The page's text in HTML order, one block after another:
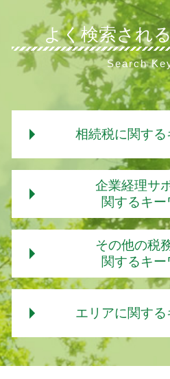
よく検索され
Search
相続税に関する
相続税 非課税財産
相続税 申告
相続税 自分で計算
相続税 いくらから
相続税 現金
相続税 計算 シミュレ
相続税 土地
相続税 税率 土地
相続税 シュミレーシ
企業経理サ
関するキー
扶養控除 妻
年末調整 還付金 平均
年末調整 保険料控除
年末調整 控除
年末調整 確定申告 重
年末調整 計算
年収とは 交通費
記帳代行 相場
その他の税
関するキー
起業家支援 会社
税理士 経営相談
起業家支援 税理士
エリアに関する
その他税務相談 大阪市